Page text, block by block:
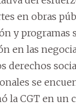
en obras
y programas
en las
derechos
se
la CGT en un